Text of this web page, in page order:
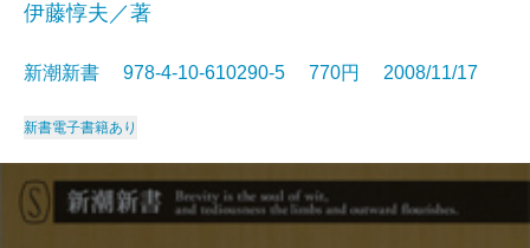
伊藤惇夫／著
新潮新書 978-4-10-610290-5 770円 2008/11/17
新書電子書籍あり